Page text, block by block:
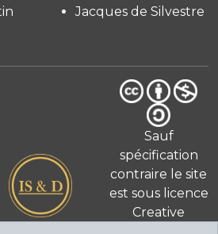
Jacques de Silvestre
© 2026
Sauf
spécification
contraire le site
est sous licence
Creative